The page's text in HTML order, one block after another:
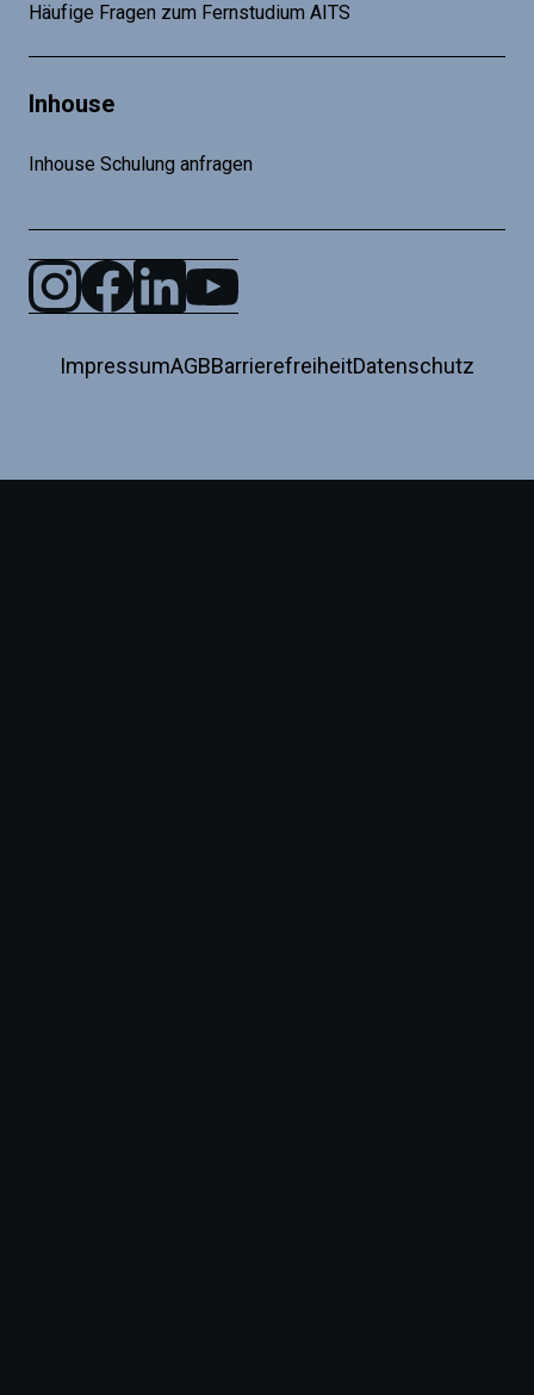
Häufige Fragen zum Fernstudium AITS
Inhouse
Inhouse Schulung anfragen
ImpressumAGBBarrierefreiheitDatenschutz